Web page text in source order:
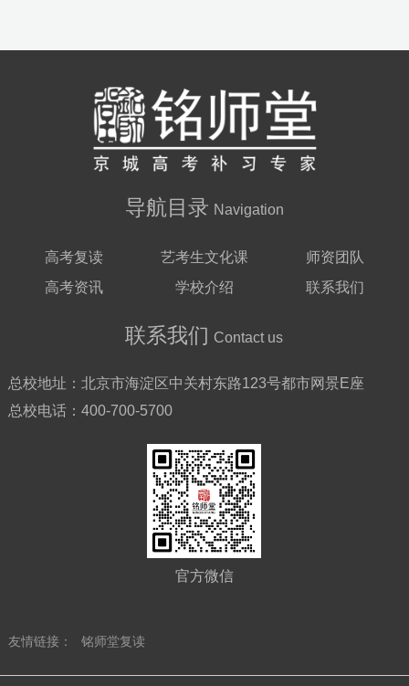
导航目录 Navigation
高考复读 艺考生文化课
师资团队
高考资讯
学校介绍 联系我们
联系我们 Contact us
总校地址： 北京市海淀区中关村东路123号都市网景E座
总校电话： 400-700-5700
官方微信
友情链接： 铭师堂复读